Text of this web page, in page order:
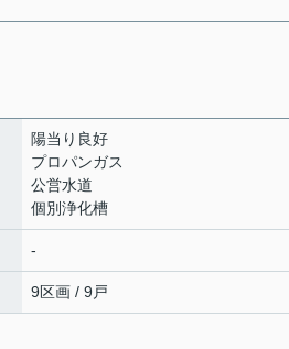
陽当り良好
プロパンガス
公営水道
個別浄化槽
-
9区画 / 9戸